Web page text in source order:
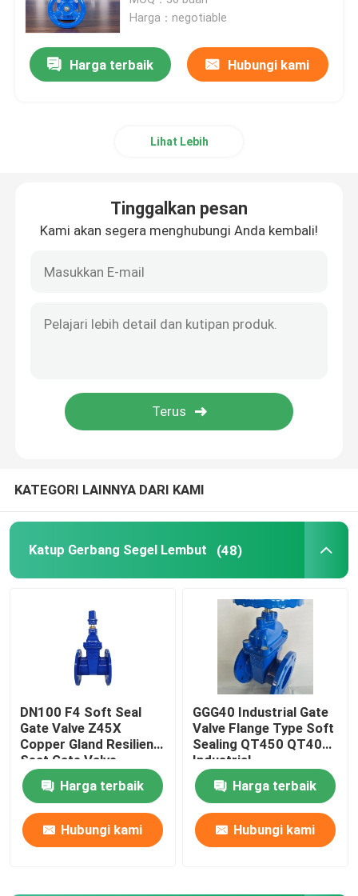
Katup Periksa Senyap Besi Cor
Harga：negotiable
Harga terbaik Hubungi kami
Lihat Lebih
Tinggalkan pesan
Kami akan segera menghubungi Anda kembali!
KATEGORI LAINNYA DARI KAMI
Katup Gerbang Segel Lembut (48)
DN100 F4 Soft Seal
Gate Valve Z45X
Copper Gland Resilient
Seat Gate Valve
Harga terbaik
Hubungi kami
GGG40 Industrial Gate
Valve Flange Type Soft
Sealing QT450 QT400
Industrial
Harga terbaik
Hubungi kami